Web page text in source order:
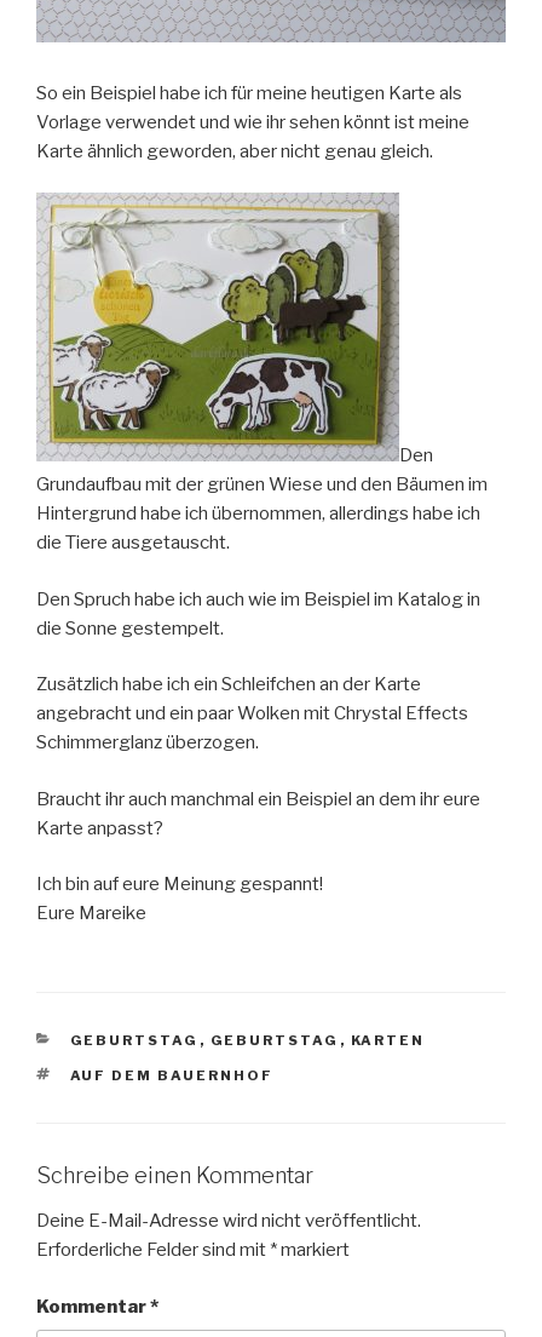
So ein Beispiel habe ich für meine heutigen Karte als
Vorlage verwendet und wie ihr sehen könnt ist meine
Karte ähnlich geworden, aber nicht genau gleich.
Den
Grundaufbau mit der grünen Wiese und den Bäumen im
Hintergrund habe ich übernommen, allerdings habe ich
die Tiere ausgetauscht.
Den Spruch habe ich auch wie im Beispiel im Katalog in
die Sonne gestempelt.
Zusätzlich habe ich ein Schleifchen an der Karte
angebracht und ein paar Wolken mit Chrystal Effects
Schimmerglanz überzogen.
Braucht ihr auch manchmal ein Beispiel an dem ihr eure
Karte anpasst?
Ich bin auf eure Meinung gespannt!
Eure Mareike
KATEGORIEN
GEBURTSTAG , GEBURTSTAG , KARTEN
SCHLAGWÖRTER
AUF DEM BAUERNHOF
Schreibe einen Kommentar
Deine E-Mail-Adresse wird nicht veröffentlicht.
Erforderliche Felder sind mit *markiert
Kommentar*